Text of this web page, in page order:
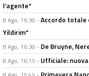
l'agente"
8 Ago, 16:30 -Accordo totale
Yildirim"
8 Ago, 16:30 - De Bruyne,
8 Ago, 16:15 - Ufficiale: